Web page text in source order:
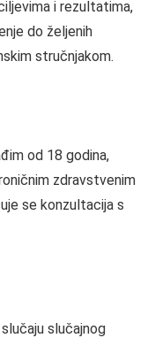
i rezultatima,
do željenih
stručnjakom.
od 18 godina,
zdravstvenim
se konzultacija s
slučajnog